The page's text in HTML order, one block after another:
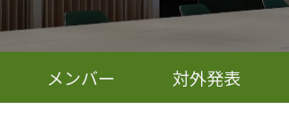
メンバー 対外発表